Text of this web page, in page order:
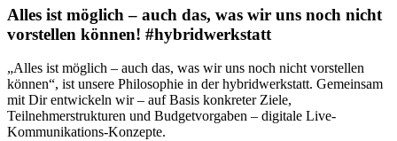
Alles ist möglich – auch das, was wir uns noch nicht
vorstellen können! #hybridwerkstatt
„Alles ist möglich – auch das, was wir uns noch nicht vorstellen
können“, ist unsere Philosophie in der hybridwerkstatt. Gemeinsam
mit Dir entwickeln wir – auf Basis konkreter Ziele,
Teilnehmerstrukturen und Budgetvorgaben – digitale Live-
Kommunikations-Konzepte.